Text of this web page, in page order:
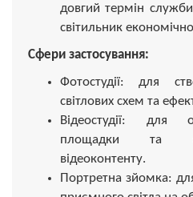
довгий термін
світильник
Сфери застосування:
Фотостудії: для
світлових схем та
Відеостудії: для
площадки та
відеоконтенту.
Портретна зйомка: